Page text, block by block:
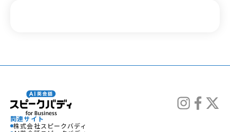
関連サイト
株式会社スピークバディ